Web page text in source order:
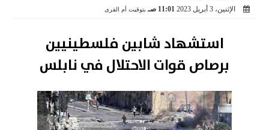
الإثنين، 3 أبريل 2023 11:01 صـ بتوقيت أم القرى
استشهاد شابين فلسطينيين
برصاص قوات الاحتلال في نابلس